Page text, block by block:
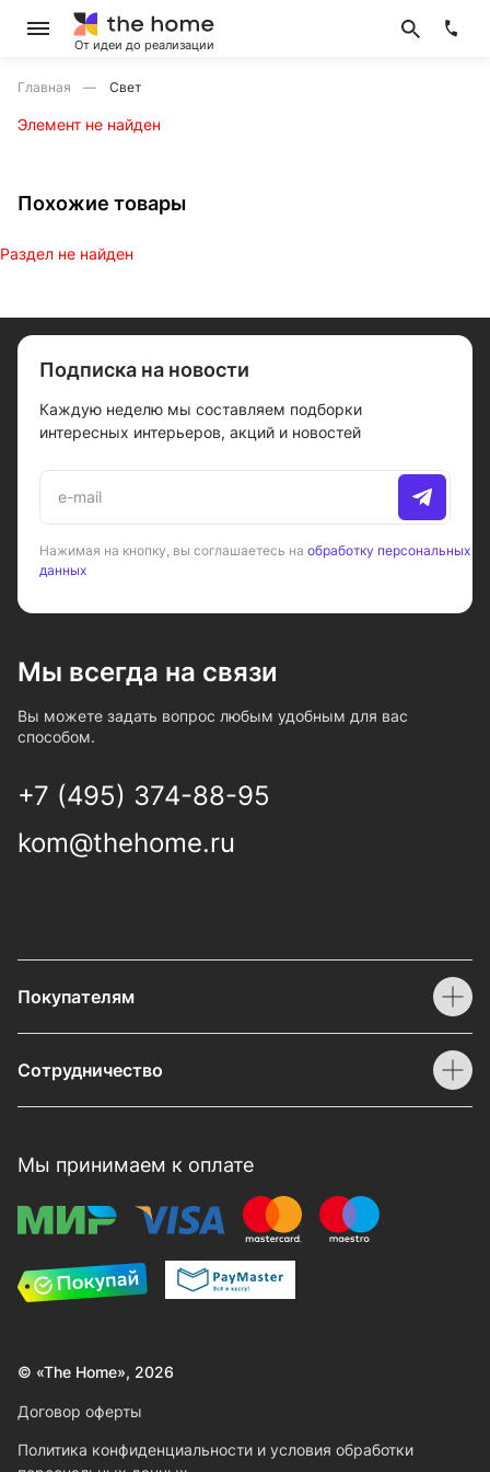
От идеи до реализации
Главная Свет
Элемент не найден
Похожие товары
Раздел не найден
Подписка на новости
Каждую неделю мы составляем подборки
интересных интерьеров, акций и новостей
Нажимая на кнопку, вы соглашаетесь на обработку персональных
данных
Мы всегда на связи
Вы можете задать вопрос любым удобным для вас
способом.
+7 (495) 374-88-95
kom@thehome.ru
Покупателям
Сотрудничество
Мы принимаем к оплате
© «The Home», 2026
Договор оферты
Политика конфиденциальности и условия обработки